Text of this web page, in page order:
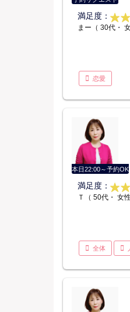
満足度：
まー（ 30代・ 女
恋愛
本日22:00～予約OK
満足度：
Ｔ（ 50代・ 女性
全体